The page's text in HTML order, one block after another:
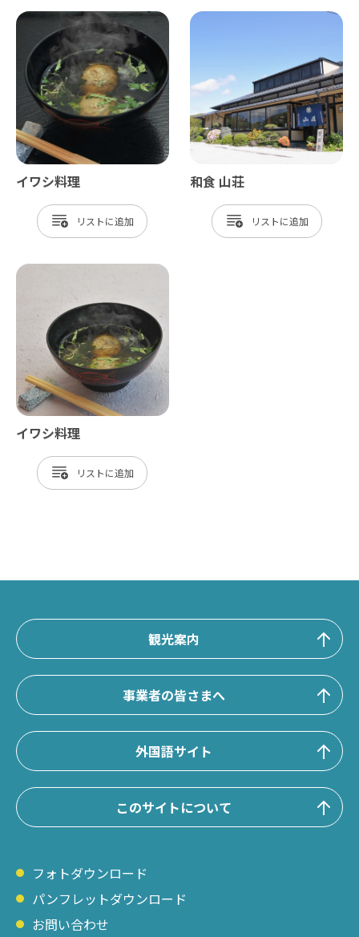
イワシ料理
リスト
和食 山荘
リスト
イワシ料理
リスト
観光案内
事業者の皆さまへ
外国語サイト
このサイトについて
フォトダウンロード
パンフレットダウンロード
お問い合わせ